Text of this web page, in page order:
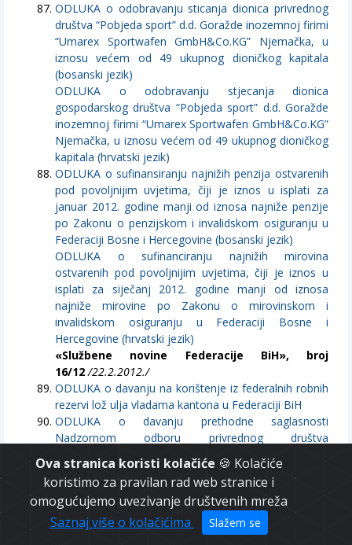
Ova stranica koristi kolačiće 🍪 Kolačiće
koristimo za pravilan rad web stranice i
omogućujemo uvezivanje društvenih mreža
Saznaj više o kolačićima
Slažem se
ODLUKA o odobravanju sticanja dionica privrednog
društva “Pobjeda sport” d.d. Goražde inozemnoj firimi
“Umarex Sportwafen GmbH&Co.KG” Njemačka, u
iznosu većem od 49 ukupnog dioničkog kapitala
(bosanski jezik)
ODLUKA o odobravanju stjecanja dionica
gospodarskog društva “Pobjeda sport” d.d. Goražde
inozemnoj firimi “Umarex Sportwafen GmbH&Co.KG”
Njemačka, u iznosu većem od 49 ukupnog dioničkog
kapitala (hrvatski jezik)
ODLUKA o sufinansiranju najnižih penzija ostvarenih
pod povoljnijim uvjetima, čiji je iznos u isplati za
januar 2012. godine manji od iznosa najniže penzije
po Zakonu o penzijskom i invalidskom osiguranju u
Federaciji Bosne i Hercegovine (bosanski jezik)
ODLUKA o sufinanciranju najnižih mirovina
ostvarenih pod povoljnijim uvjetima, čiji je iznos u
isplati za siječanj 2012. godine manji od iznosa
najniže mirovine po Zakonu o mirovinskom i
invalidskom osiguranju u Federaciji Bosne i
Hercegovine (hrvatski jezik)
«Službene novine Federacije BiH», broj
16/12 /22.2.2012./
ODLUKA o davanju na korištenje iz federalnih robnih
rezervi lož ulja vladama kantona u Federaciji BiH
ODLUKA o davanju prethodne saglasnosti
Nadzornom odboru privrednog društva
“Energoinvest” d.d. Sarajevo za imenovanje direktora
društva (bosanski jezik)
ODLUKA o davanju prethodne suglasnosti
Nadzornom odboru gospodarskog društva
“Energoinvest” d.d. Sarajevo za imenovanje ravnatelja